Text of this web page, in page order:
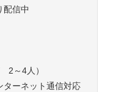
配信中
2～4人）
ターネット通信対応